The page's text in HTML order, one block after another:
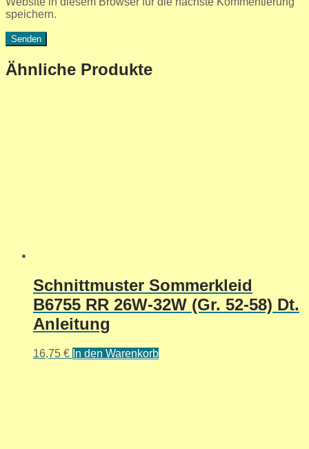
speichern.
Ähnliche Produkte
Schnittmuster Sommerkleid
B6755 RR 26W-32W (Gr. 52-58) Dt.
Anleitung
16,75 € In den Warenkorb